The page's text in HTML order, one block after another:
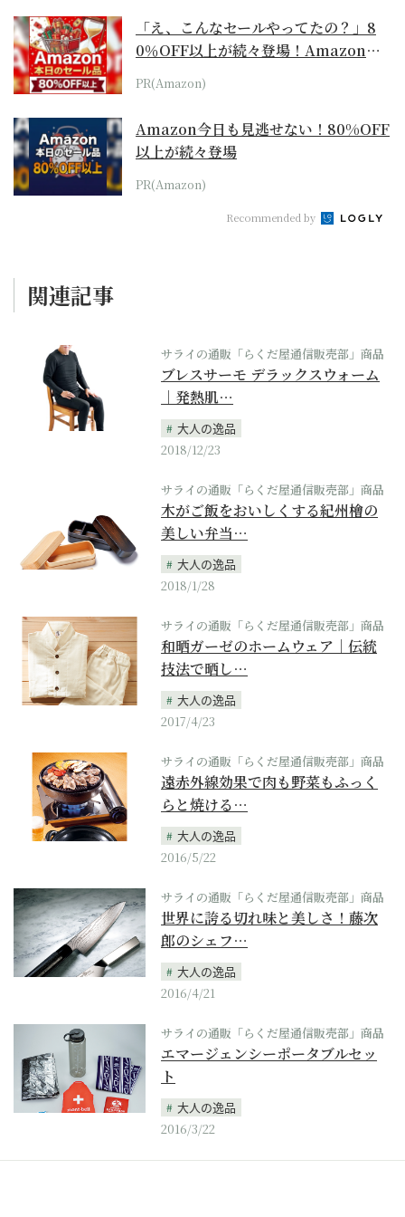
「え、こんなセールやってたの？」8
0％OFF以上が続々登場！Amazonの
本気が...
PR(Amazon)
Amazon今日も見逃せない！80%OFF
以上が続々登場
PR(Amazon)
Recommended by
関連記事
サライの通販「らくだ屋通信販売部」商品
ブレスサーモ デラックスウォーム
｜発熱肌…
大人の逸品
2018/12/23
サライの通販「らくだ屋通信販売部」商品
木がご飯をおいしくする紀州檜の
美しい弁当…
大人の逸品
2018/1/28
サライの通販「らくだ屋通信販売部」商品
和晒ガーゼのホームウェア｜伝統
技法で晒し…
大人の逸品
2017/4/23
サライの通販「らくだ屋通信販売部」商品
遠赤外線効果で肉も野菜もふっく
らと焼ける…
大人の逸品
2016/5/22
サライの通販「らくだ屋通信販売部」商品
世界に誇る切れ味と美しさ！藤次
郎のシェフ…
大人の逸品
2016/4/21
サライの通販「らくだ屋通信販売部」商品
エマージェンシーポータブルセッ
ト
大人の逸品
2016/3/22